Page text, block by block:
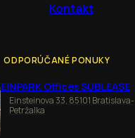
Kontakt
ODPORÚČANÉ PONUKY
EINPARK Offices SUBLEASE
Einsteinova 33, 85101 Bratislava-
Petržalka